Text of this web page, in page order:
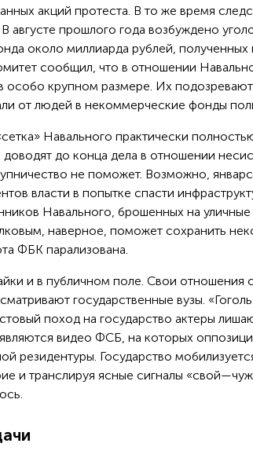
акций протеста. В то же время
прошлого года возбуждено
около миллиарда рублей,
сообщил, что в отношении
особо крупном размере. Их
от людей в некоммерческие фонды
Навального практически
до конца дела в отношении
не поможет. Возможно,
власти в попытке спасти
Навального, брошенных на
наверное, поможет сохранить
ФБК парализована.
и в публичном поле. Свои
государственные вузы.
поход на государство актеры
видео ФСБ, на которых
резидентуры. Государство
и транслируя ясные сигналы